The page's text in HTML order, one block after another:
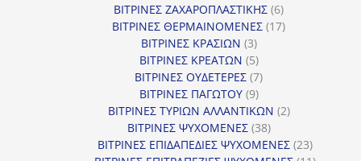
προϊόν
ΒΙΤΡΙΝΕΣ ΖΑΧΑΡΟΠΛΑΣΤΙΚΗΣ 66
προϊόντα
ΒΙΤΡΙΝΕΣ ΘΕΡΜΑΙΝΟΜΕΝΕΣ 1717
ΒΙΤΡΙΝΕΣ ΚΡΑΣΙΩΝ 33
προϊόντα
ΒΙΤΡΙΝΕΣ ΚΡΕΑΤΩΝ 55
προϊόντα
ΒΙΤΡΙΝΕΣ ΟΥΔΕΤΕΡΕΣ 77
ΒΙΤΡΙΝΕΣ ΠΑΓΩΤΟΥ 99
προϊόντα
ΒΙΤΡΙΝΕΣ ΤΥΡΙΩΝ ΑΛΛΑΝΤΙΚΩΝ 22
ΒΙΤΡΙΝΕΣ ΨΥΧΟΜΕΝΕΣ 3838
προϊόντα
ΒΙΤΡΙΝΕΣ ΕΠΙΔΑΠΕΔΙΕΣ ΨΥΧΟΜΕΝΕΣ 2323